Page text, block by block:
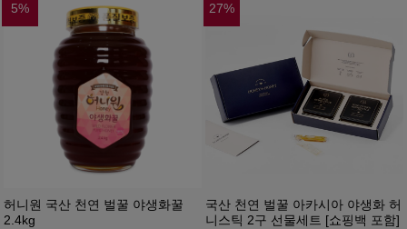
5%
허니원 국산 천연 벌꿀 야생화꿀
2.4kg
27%
국산 천연 벌꿀 아카시아 야생화 허
니스틱 2구 선물세트 [쇼핑백 포함]